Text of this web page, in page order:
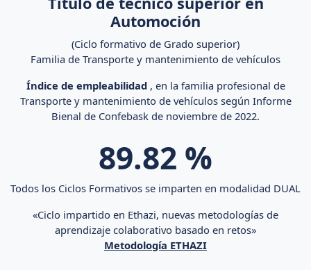
Automoción
(Ciclo formativo de Grado superior)
Familia de Transporte y mantenimiento de vehículos
Índice de empleabilidad, en la familia profesional de
Transporte y mantenimiento de vehículos según Informe
Bienal de Confebask de noviembre de 2022.
89.82 %
Todos los Ciclos Formativos se imparten en modalidad DUAL
«Ciclo impartido en Ethazi, nuevas metodologías de
aprendizaje colaborativo basado en retos»
Metodología ETHAZI